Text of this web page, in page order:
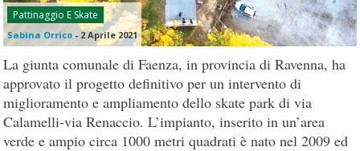
Pattinaggio E Skate
Sabina Orrico - 2 Aprile 2021
La giunta comunale di Faenza, in provincia di Ravenna, ha
approvato il progetto definitivo per un intervento di
miglioramento e ampliamento dello skate park di via
Calamelli-via Renaccio. L’impianto, inserito in un’area
verde e ampio circa 1000 metri quadrati è nato nel 2009 ed